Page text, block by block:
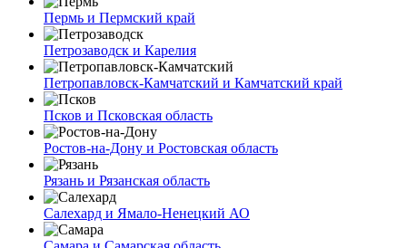
Пермь и Пермский край
Петрозаводск и Карелия
Петропавловск-Камчатский и Камчатский край
Псков и Псковская область
Ростов-на-Дону и Ростовская область
Рязань и Рязанская область
Салехард и Ямало-Ненецкий АО